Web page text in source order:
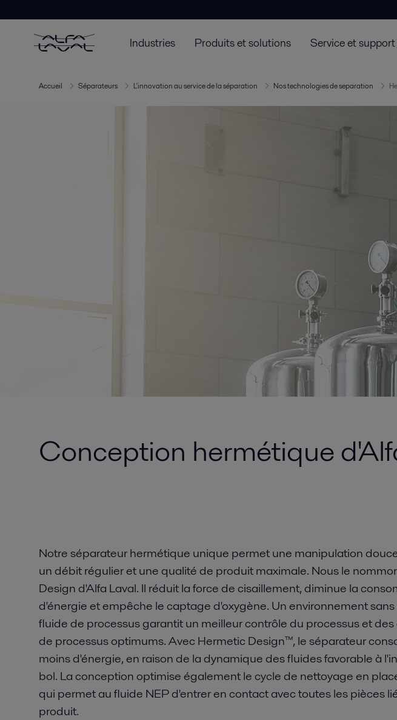
Industries Produits et solutions Service et support
Accueil Séparateurs L'innovation au service de la séparation Nos technologies de separation
Conception hermétique
Notre séparateur hermétique unique permet une manipulation
un débit régulier et une qualité de produit maximale. Nous le
Design d'Alfa Laval. Il réduit la force de cisaillement, diminue la
d'énergie et empêche le captage d'oxygène. Un environnement sans
fluide de processus garantit un meilleur contrôle du processus et
de processus optimums. Avec Hermetic Design™, le séparateur
moins d'énergie, en raison de la dynamique des fluides favorable à
bol. La conception optimise également le cycle de nettoyage en
qui permet au fluide NEP d'entrer en contact avec toutes les pièces
produit.